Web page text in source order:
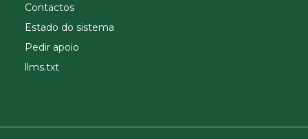
Contactos
Estado do sistema
Pedir apoio
llms.txt